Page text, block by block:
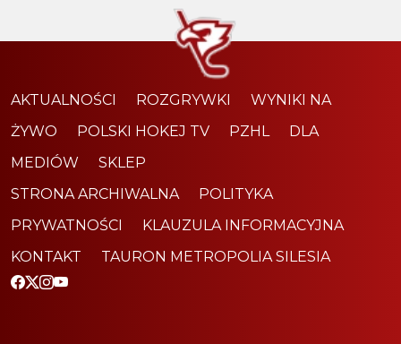
AKTUALNOŚCI ROZGRYWKI
WYNIKI NA
ŻYWO
POLSKI HOKEJ TV PZHL
DLA
MEDIÓW
SKLEP
STRONA ARCHIWALNA
POLITYKA
PRYWATNOŚCI
KLAUZULA INFORMACYJNA
KONTAKT
TAURON METROPOLIA SILESIA